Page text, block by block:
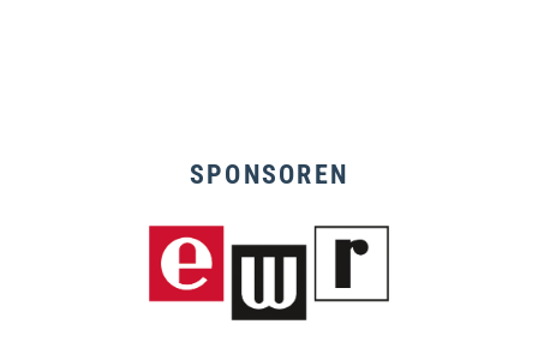
SPONSOREN